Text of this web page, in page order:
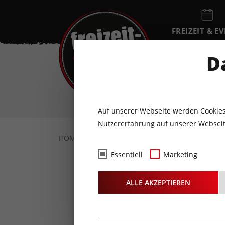
FREIZEIT &
HOME
Sundown-
Auf unserer Webseite werden
Nutzererfahrung auf unserer
Essentiell Marketing
ALLE AKZEPTIEREN